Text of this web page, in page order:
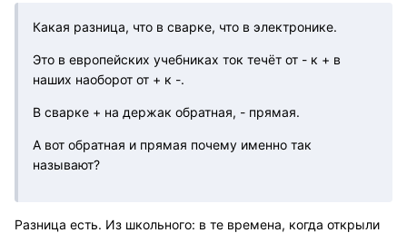
Какая разница, что в сварке, что в электронике.
Это в европейских учебниках ток течёт от - к + в
наших наоборот от + к -.
В сварке + на держак обратная, - прямая.
А вот обратная и прямая почему именно так
называют?
Разница есть. Из школьного: в те времена, когда открыли